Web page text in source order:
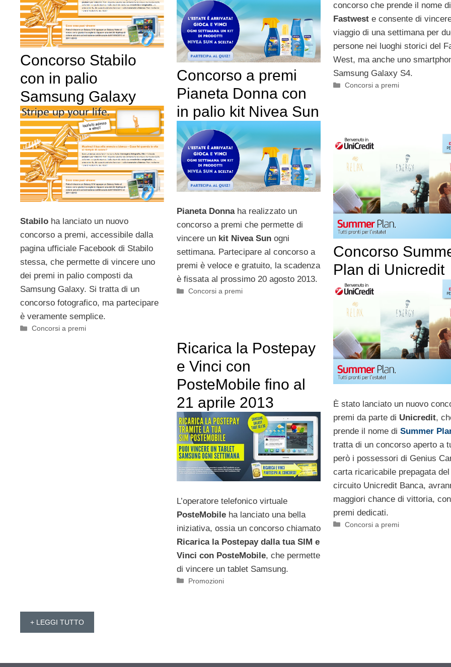
concorso che prende il nome di
Fastweste consente di
viaggio di una settimana per
persone nei luoghi storici del
West, ma anche uno
Samsung Galaxy S4.
Categorie
Concorsi a premi
Concorso Stabilo
con in palio
Samsung Galaxy
Stabilo ha lanciato un nuovo
concorso a premi, accessibile dalla
pagina ufficiale Facebook di Stabilo
stessa, che permette di vincere uno
dei premi in palio composti da
Samsung Galaxy. Si tratta di un
concorso fotografico, ma partecipare
è veramente semplice.
Categorie
Concorsi a premi
Concorso a premi
Pianeta Donna con
in palio kit Nivea Sun
Pianeta Donnaha realizzato un
concorso a premi che permette di
vincere un kit Nivea Sunogni
settimana. Partecipare al concorso a
premi è veloce e gratuito, la scadenza
è fissata al prossimo 20 agosto 2013.
Categorie
Concorsi a premi
Concorso
Plan di Unicredit
È stato lanciato un nuovo
premi da parte di Unicredit,
prende il nome di Summer
tratta di un concorso aperto a
però i possessori di Genius
carta ricaricabile prepagata del
circuito Unicredit Banca,
maggiori chance di vittoria,
premi dedicati.
Categorie
Concorsi a premi
Ricarica la Postepay
e Vinci con
PosteMobile fino al
21 aprile 2013
L’operatore telefonico virtuale
PosteMobileha lanciato una bella
iniziativa, ossia un concorso chiamato
Ricarica la Postepay dalla tua SIM e
Vinci con PosteMobile, che permette
di vincere un tablet Samsung.
Categorie
Promozioni
+ LEGGI TUTTO